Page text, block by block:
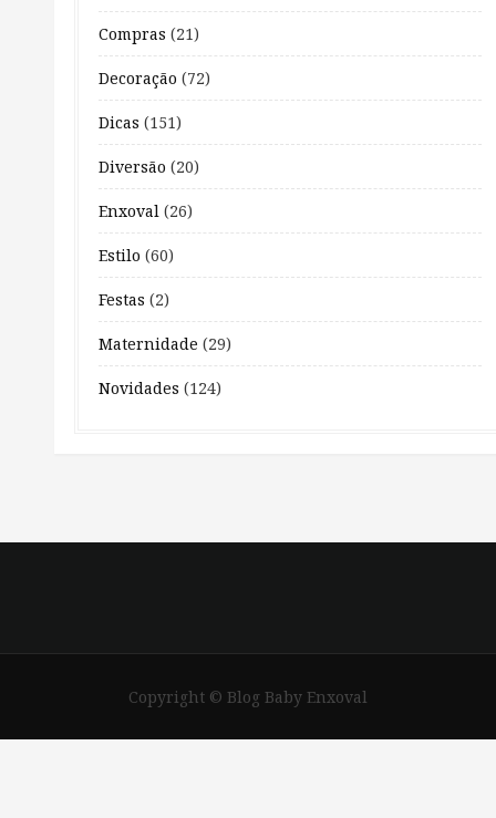
Compras (21)
Decoração (72)
Dicas (151)
Diversão (20)
Enxoval (26)
Estilo (60)
Festas (2)
Maternidade (29)
Novidades (124)
Copyright © Blog Baby Enxoval